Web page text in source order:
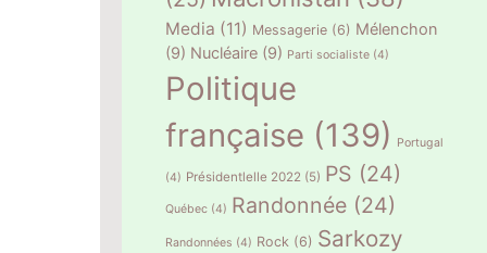
Media (11) Messagerie (6) Mélenchon
(9) Nucléaire (9) Parti socialiste (4)
Politique
française (139) Portugal
(4) Présidentlelle 2022 (5) PS (24)
Québec (4) Randonnée (24)
Randonnées (4) Rock (6) Sarkozy